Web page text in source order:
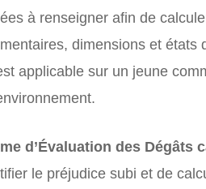
à renseigner afin de
dimensions et états
applicable sur un jeune
d’Évaluation des Dégâts
le préjudice subi et de